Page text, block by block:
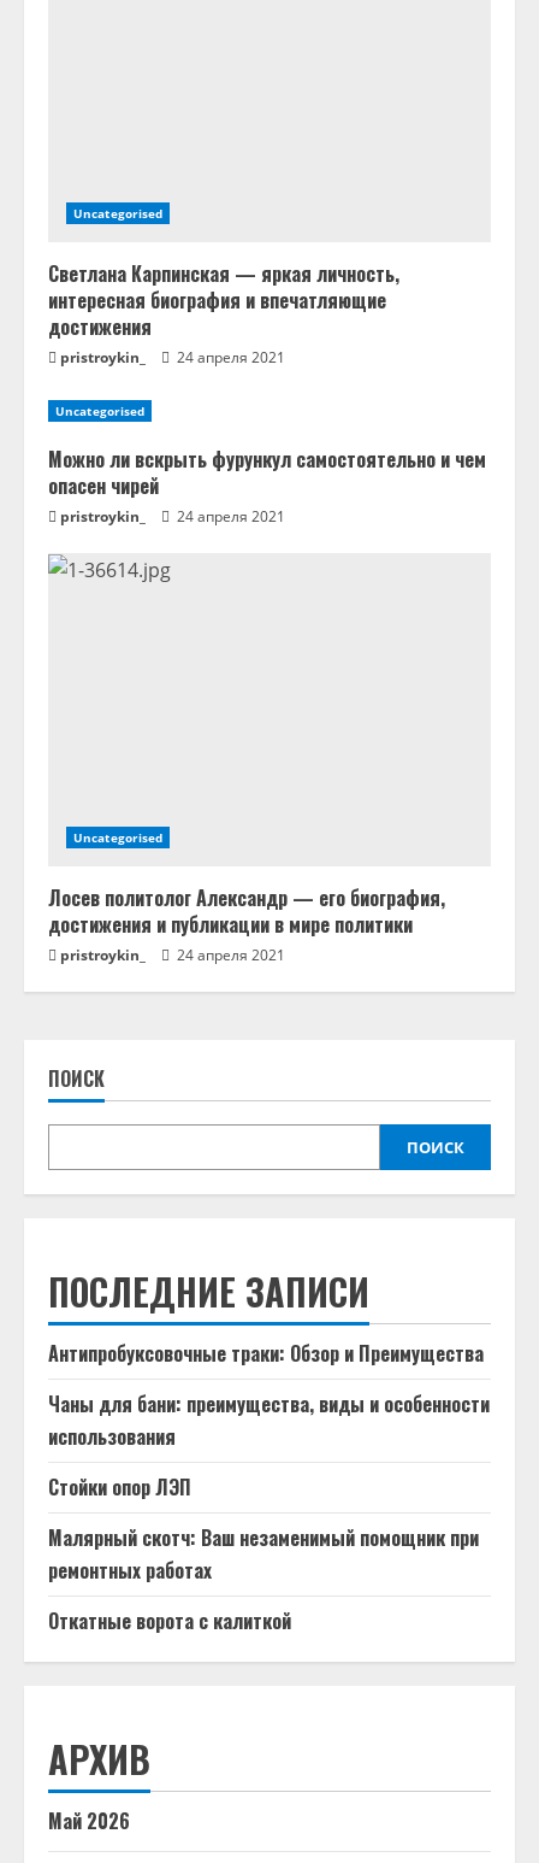
Uncategorised
Светлана Карпинская — яркая личность,
интересная биография и впечатляющие
достижения
pristroykin_ 24 апреля 2021
Uncategorised
Можно ли вскрыть фурункул самостоятельно и чем
опасен чирей
pristroykin_ 24 апреля 2021
Uncategorised
Лосев политолог Александр — его биография,
достижения и публикации в мире политики
pristroykin_ 24 апреля 2021
ПОИСК
ПОИСК
ПОСЛЕДНИЕ ЗАПИСИ
Антипробуксовочные траки: Обзор и Преимущества
Чаны для бани: преимущества, виды и особенности
использования
Стойки опор ЛЭП
Малярный скотч: Ваш незаменимый помощник при
ремонтных работах
Откатные ворота с калиткой
АРХИВ
Май 2026